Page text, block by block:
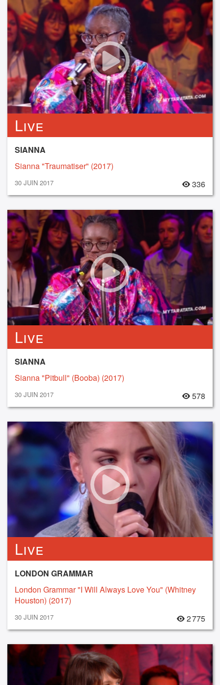
Live
SIANNA
Sianna "Traumatiser" (2017)
30 JUIN 2017 336
Live
SIANNA
Sianna "Pitbull" (Booba) (2017)
30 JUIN 2017 578
Live
LONDON GRAMMAR
London Grammar "I Will Always Love You" (Whitney
Houston) (2017)
30 JUIN 2017 2 775